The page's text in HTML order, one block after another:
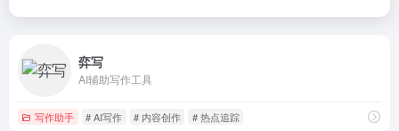
弈写
AI辅助写作工具
写作助手 # AI写作 # 内容创作 # 热点追踪